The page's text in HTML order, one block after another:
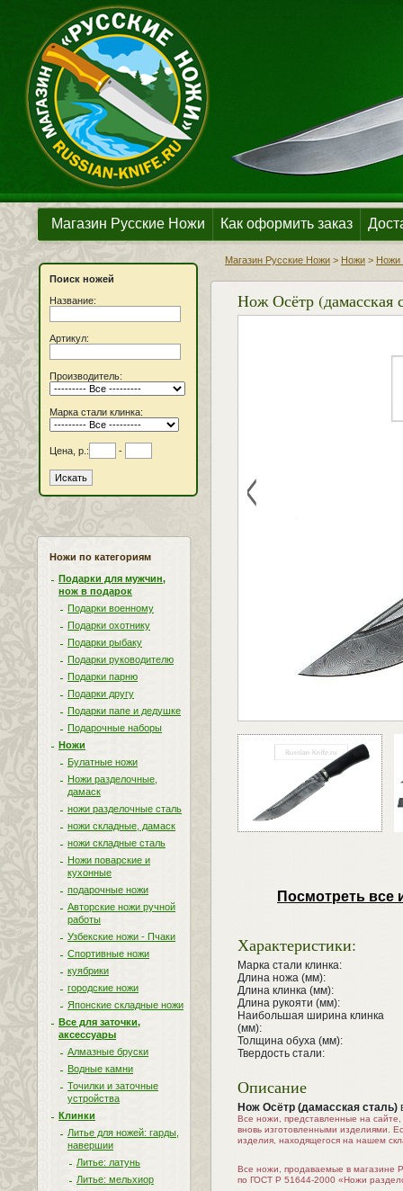
Магазин Русские Ножи Как оформить заказ
Поиск ножей
Название:
Артикул:
Производитель:
Марка стали клинка:
Цена, р.: -
Ножи по категориям
Подарки для мужчин,
нож в подарок
Подарки военному
Подарки охотнику
Подарки рыбаку
Подарки руководителю
Подарки парню
Подарки другу
Подарки папе и дедушке
Подарочные наборы
Ножи
Булатные ножи
Ножи разделочные,
дамаск
ножи разделочные сталь
ножи складные, дамаск
ножи складные сталь
Ножи поварские и
кухонные
подарочные ножи
Авторские ножи ручной
работы
Узбекские ножи - Пчаки
Спортивные ножи
куябрики
городские ножи
Японские складные ножи
Все для заточки,
аксессуары
Алмазные бруски
Водные камни
Точилки и заточные
устройства
Клинки
Литье для ножей: гарды,
навершии
Литье: латунь
Литье: мельхиор
Магазин Русские Ножи > Ножи > Ножи
Нож Осётр (дамасская
<
Посмотреть все
Характеристики:
Марка стали клинка:
Длина ножа (мм):
Длина клинка (мм):
Длина рукояти (мм):
Наибольшая ширина клинка
(мм):
Толщина обуха (мм):
Твердость стали:
Описание
Нож Осётр (дамасская сталь)
Все ножи, представленные на
вновь изготовленными изделиями.
изделия, находящегося на нашем
Все ножи, продаваемые в магазине
по ГОСТ Р 51644-2000 «Ножи